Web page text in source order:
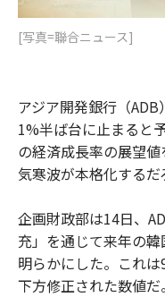
[写真=聯合ニュース]
アジア開発銀行（
1%半ば台に止まると
の経済成長率の展望
気寒波が本格化するだ
企画財政部は14日、
充」を通じて来年の
明らかにした。これ
下方修正された数値だ。